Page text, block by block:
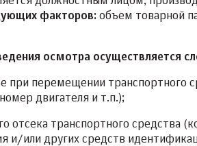
факторов: объем товарной
осмотра осуществляется
при перемещении транспортного
двигателя и т.п.);
отсека транспортного средства
и/или других средств